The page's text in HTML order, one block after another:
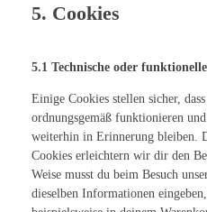
5. Cookies
5.1 Technische oder
Einige Cookies stellen sicher,
ordnungsgemäß funktionieren
weiterhin in Erinnerung bleiben.
Cookies erleichtern wir dir den
Weise musst du beim Besuch
dieselben Informationen